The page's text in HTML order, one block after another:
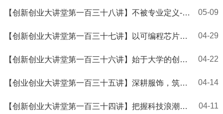
【创新创业大讲堂第一百三十八讲】不被专业定义-从
05-09
【创新创业大讲堂第一百三十七讲】以可编程芯片，
04-29
【创新创业大讲堂第一百三十六讲】始于大学的创新
04-22
【创业创业大讲堂第一百三十五讲】深耕服饰，筑梦
04-14
【创新创业大讲堂第一百三十四讲】把握科技浪潮，
04-11